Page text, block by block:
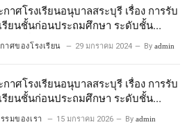
าศโรงเรียนอนุบาลสระบุรี เรื่อง การรับ
รียนชั้นก่อนประถมศึกษา ระดับชั้น
าศของโรงเรียน 29 มกราคม 2024 By admin
กาศโรงเรียนอนุบาลสระบุรี เรื่อง การรับ
รียนชั้นก่อนประถมศึกษา ระดับชั้น
าลปีที่ ๒ ประจำปีการศึกษา ๒๕๖๙
รมของเรา 15 มกราคม 2026 By admin